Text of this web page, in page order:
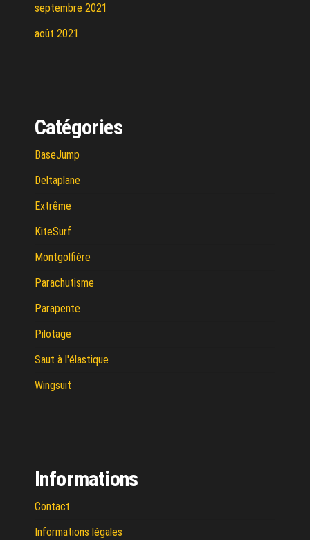
septembre 2021
août 2021
Catégories
BaseJump
Deltaplane
Extrême
KiteSurf
Montgolfière
Parachutisme
Parapente
Pilotage
Saut à l'élastique
Wingsuit
Informations
Contact
Informations légales